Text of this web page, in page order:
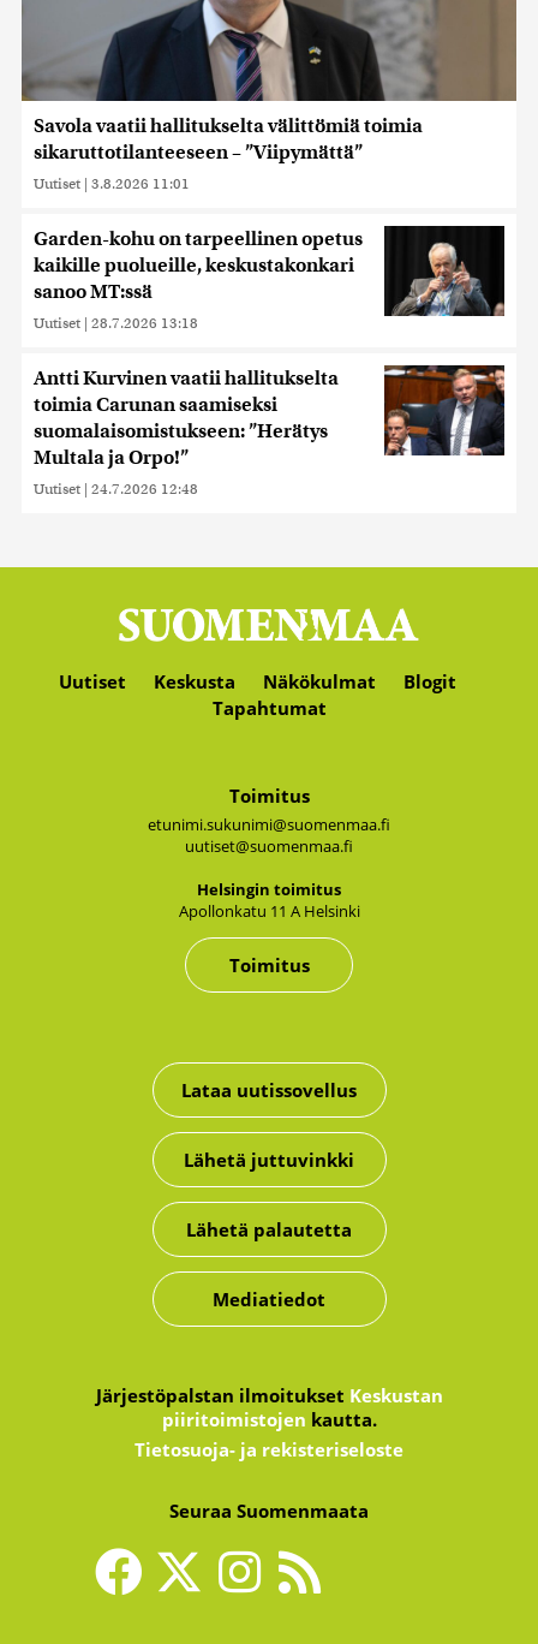
Savola vaatii hallitukselta välittömiä toimia
sikaruttotilanteeseen – ”Viipymättä”
Uutiset | 3.8.2026 11:01
Garden-kohu on tarpeellinen opetus
kaikille puolueille, keskustakonkari
sanoo MT:ssä
Uutiset | 28.7.2026 13:18
Antti Kurvinen vaatii hallitukselta
toimia Carunan saamiseksi
suomalaisomistukseen: ”Herätys
Multala ja Orpo!”
Uutiset | 24.7.2026 12:48
Uutiset Keskusta Näkökulmat
Blogit
Tapahtumat
Toimitus
etunimi.sukunimi@suomenmaa.fi
uutiset@suomenmaa.fi
Hel­sin­gin toi­mi­tus
Apol­lon­ka­tu 11 A Hel­sin­ki
Toimitus
Lataa uutissovellus
Lähetä juttuvinkki
Lähetä palautetta
Mediatiedot
Järjestöpalstan ilmoitukset Keskustan
piiritoimistojen kautta.
Tietosuoja- ja rekisteriseloste
Seuraa Suomenmaata